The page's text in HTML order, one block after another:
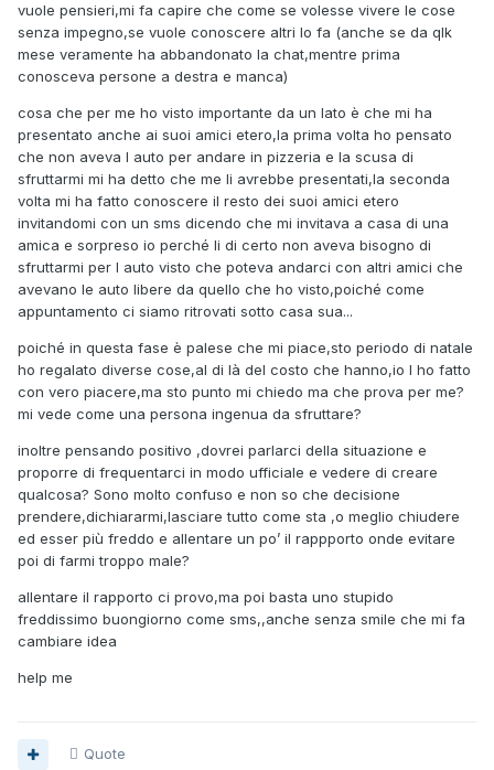
vuole pensieri,mi fa capire che come se volesse vivere le cose
senza impegno,se vuole conoscere altri lo fa (anche se da qlk
mese veramente ha abbandonato la chat,mentre prima
conosceva persone a destra e manca)
cosa che per me ho visto importante da un lato è che mi ha
presentato anche ai suoi amici etero,la prima volta ho pensato
che non aveva l auto per andare in pizzeria e la scusa di
sfruttarmi mi ha detto che me li avrebbe presentati,la seconda
volta mi ha fatto conoscere il resto dei suoi amici etero
invitandomi con un sms dicendo che mi invitava a casa di una
amica e sorpreso io perché li di certo non aveva bisogno di
sfruttarmi per l auto visto che poteva andarci con altri amici che
avevano le auto libere da quello che ho visto,poiché come
appuntamento ci siamo ritrovati sotto casa sua...
poiché in questa fase è palese che mi piace,sto periodo di natale
ho regalato diverse cose,al di là del costo che hanno,io l ho fatto
con vero piacere,ma sto punto mi chiedo ma che prova per me?
mi vede come una persona ingenua da sfruttare?
inoltre pensando positivo ,dovrei parlarci della situazione e
proporre di frequentarci in modo ufficiale e vedere di creare
qualcosa? Sono molto confuso e non so che decisione
prendere,dichiararmi,lasciare tutto come sta ,o meglio chiudere
ed esser più freddo e allentare un po’ il rappporto onde evitare
poi di farmi troppo male?
allentare il rapporto ci provo,ma poi basta uno stupido
freddissimo buongiorno come sms,,anche senza smile che mi fa
cambiare idea
help me
Quote